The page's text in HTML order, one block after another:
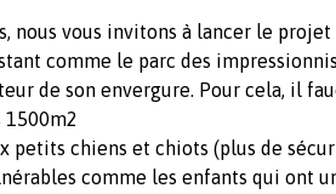
nous vous invitons à lancer le
comme le parc des
de son envergure. Pour cela, il
petits chiens et chiots (plus de
comme les enfants qui ont